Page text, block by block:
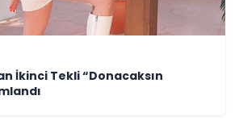
İkinci Tekli “Donacaksın